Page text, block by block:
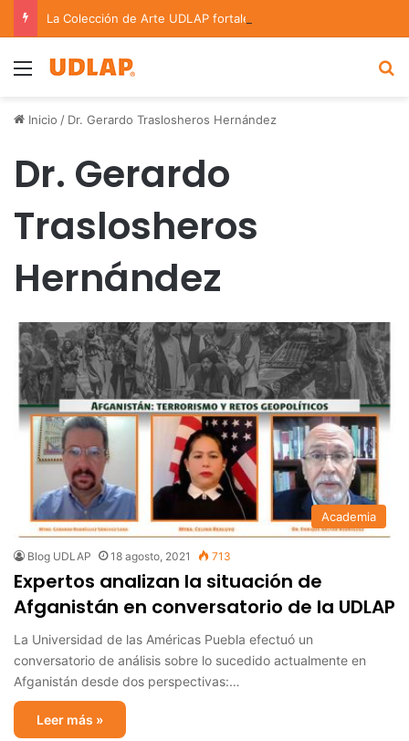
Menu
Inicio / Dr. Gerardo Traslosheros Hernández
Dr. Gerardo
Traslosheros
Hernández
Academia
Blog UDLAP 18 agosto, 2021 713
Expertos analizan la situación de
Afganistán en conversatorio de la UDLAP
La Universidad de las Américas Puebla efectuó un
conversatorio de análisis sobre lo sucedido actualmente en
Afganistán desde dos perspectivas:…
Leer más »